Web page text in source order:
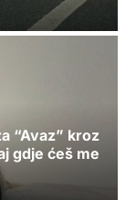
“Avaz” kroz
gdje ćeš me